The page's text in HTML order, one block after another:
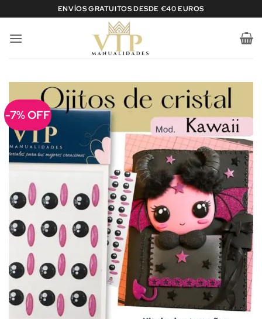
al
contenido
ENVÍOS GRATUITOS DESDE €40 EUROS
-7% OFF